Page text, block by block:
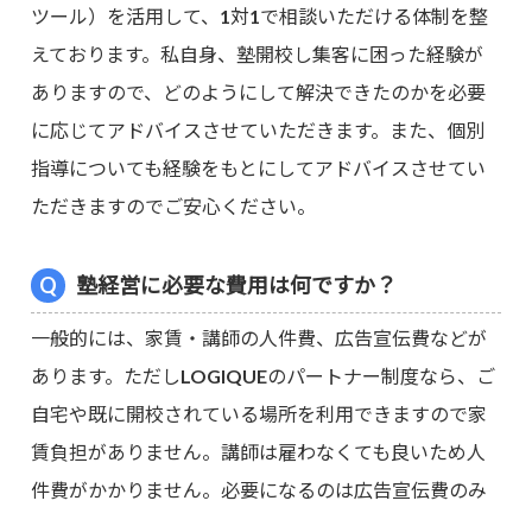
ツール）を活用して、1対1で相談いただける体制を整
えております。私自身、塾開校し集客に困った経験が
ありますので、どのようにして解決できたのかを必要
に応じてアドバイスさせていただきます。また、個別
指導についても経験をもとにしてアドバイスさせてい
ただきますのでご安心ください。
塾経営に必要な費用は何ですか？
一般的には、家賃・講師の人件費、広告宣伝費などが
あります。ただしLOGIQUEのパートナー制度なら、ご
自宅や既に開校されている場所を利用できますので家
賃負担がありません。講師は雇わなくても良いため人
件費がかかりません。必要になるのは広告宣伝費のみ